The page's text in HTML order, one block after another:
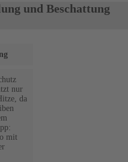
und Beschattung
nur
da
mit